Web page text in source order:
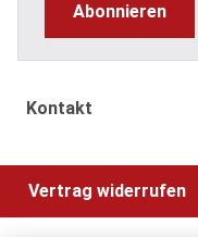
Abonnieren
Kontakt
Vertrag widerrufen